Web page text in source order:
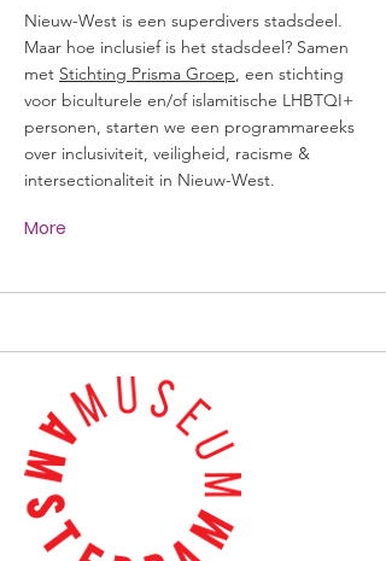
Nieuw-West is een superdivers stadsdeel.
Maar hoe inclusief is het stadsdeel? Samen
met Stichting Prisma Groep, een stichting
voor biculturele en/of islamitische LHBTQI+
personen, starten we een programmareeks
over inclusiviteit, veiligheid, racisme &
intersectionaliteit in Nieuw-West.
More